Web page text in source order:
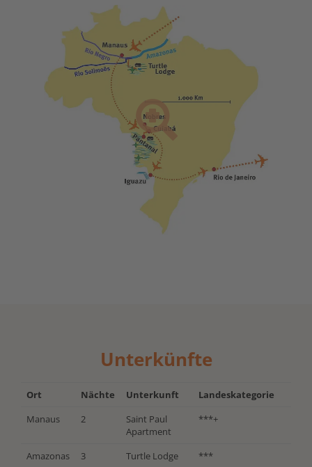
Unterkünfte
Ort Nächte Unterkunft
Landeskategorie
Manaus
2
Saint Paul
Apartment
***+
Amazonas 3 Turtle Lodge ***